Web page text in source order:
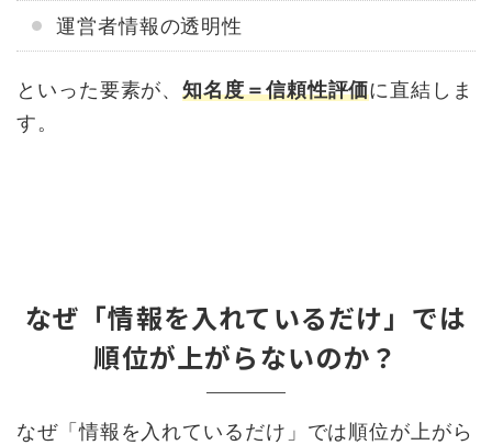
運営者情報の透明性
といった要素が、知名度＝信頼性評価に直結しま
す。
なぜ「情報を入れているだけ」では
順位が上がらないのか？
なぜ「情報を入れているだけ」では順位が上がら